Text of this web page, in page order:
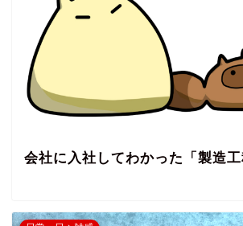
会社に入社してわかった「製造